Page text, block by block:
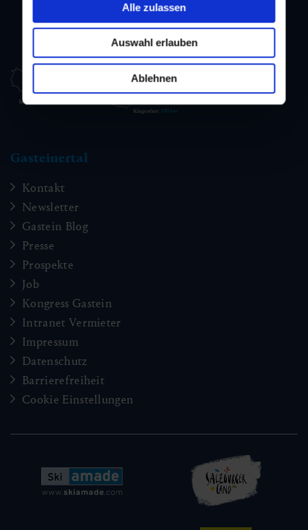
Alle zulassen
Auswahl erlauben
Ablehnen
Gasteinertal
Kontakt
Newsletter
Gastein Blog
Presse
Prospekte
Job
Kongress Gastein
Intranet Vermieter
Impressum
Datenschutz
Barrierefreiheit
Cookie Einstellungen